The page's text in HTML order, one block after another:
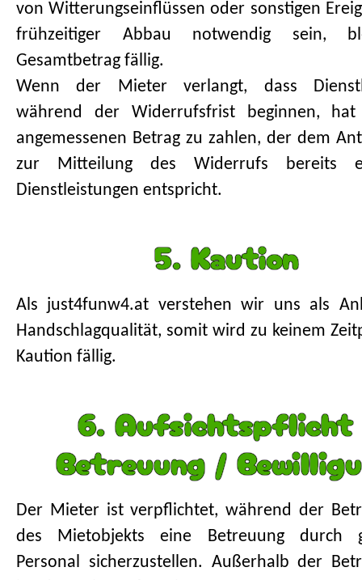
von Witterungseinflüssen oder sonstigen
frühzeitiger Abbau notwendig sein,
Gesamtbetrag fällig.
Wenn der Mieter verlangt, dass
während der Widerrufsfrist beginnen,
angemessenen Betrag zu zahlen, der dem
zur Mitteilung des Widerrufs bereits
Dienstleistungen entspricht.
5. Kaution
Als just4funw4.at verstehen wir uns als
Handschlagqualität, somit wird zu keinem
Kaution fällig.
6.
Betreuung /
Der Mieter ist verpﬂichtet, während der
des Mietobjekts eine Betreuung durch
Personal sicherzustellen. Außerhalb der